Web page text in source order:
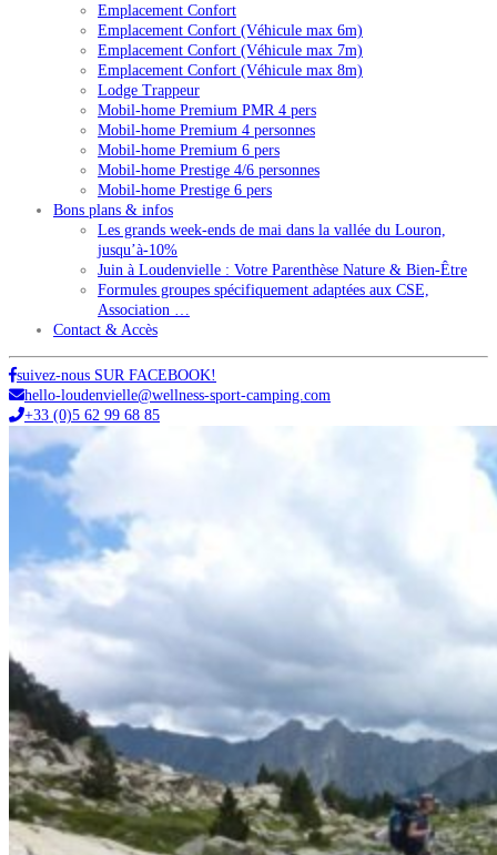
Emplacement Confort
Emplacement Confort (Véhicule max 6m)
Emplacement Confort (Véhicule max 7m)
Emplacement Confort (Véhicule max 8m)
Lodge Trappeur
Mobil-home Premium PMR 4 pers
Mobil-home Premium 4 personnes
Mobil-home Premium 6 pers
Mobil-home Prestige 4/6 personnes
Mobil-home Prestige 6 pers
Bons plans & infos
Les grands week-ends de mai dans la vallée du Louron,
jusqu’à-10%
Juin à Loudenvielle : Votre Parenthèse Nature & Bien-Être
Formules groupes spécifiquement adaptées aux CSE,
Association …
Contact & Accès
suivez-nous SUR FACEBOOK!
hello-loudenvielle@wellness-sport-camping.com
+33 (0)5 62 99 68 85